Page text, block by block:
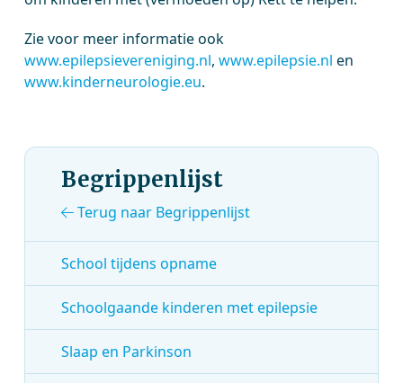
Zie voor meer informatie ook
www.epilepsievereniging.nl,www.epilepsie.nl en
www.kinderneurologie.eu.
Begrippenlijst
Terug naar Begrippenlijst
School tijdens opname
Schoolgaande kinderen met epilepsie
Slaap en Parkinson